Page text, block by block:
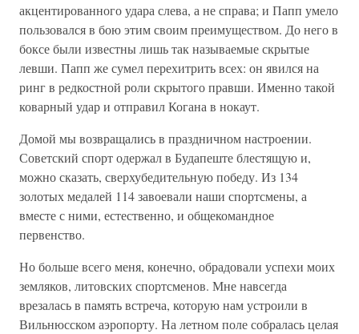
акцентированного удара слева, а не справа; и Папп умело
пользовался в бою этим своим преимуществом. До него в
боксе были известны лишь так называемые скрытые
левши. Папп же сумел перехитрить всех: он явился на
ринг в редкостной роли скрытого правши. Именно такой
коварный удар и отправил Когана в нокаут.
Домой мы возвращались в праздничном настроении.
Советский спорт одержал в Будапеште блестящую и,
можно сказать, сверхубедительную победу. Из 134
золотых медалей 114 завоевали наши спортсмены, а
вместе с ними, естественно, и общекомандное
первенство.
Но больше всего меня, конечно, обрадовали успехи моих
земляков, литовских спортсменов. Мне навсегда
врезалась в память встреча, которую нам устроили в
Вильнюсском аэропорту. На летном поле собралась целая